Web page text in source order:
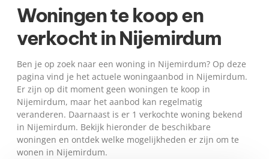
Woningen te koop en
verkocht in Nijemirdum
Ben je op zoek naar een woning in Nijemirdum? Op deze
pagina vind je het actuele woningaanbod in Nijemirdum.
Er zijn op dit moment geen woningen te koop in
Nijemirdum, maar het aanbod kan regelmatig
veranderen. Daarnaast is er 1 verkochte woning bekend
in Nijemirdum. Bekijk hieronder de beschikbare
woningen en ontdek welke mogelijkheden er zijn om te
wonen in Nijemirdum.